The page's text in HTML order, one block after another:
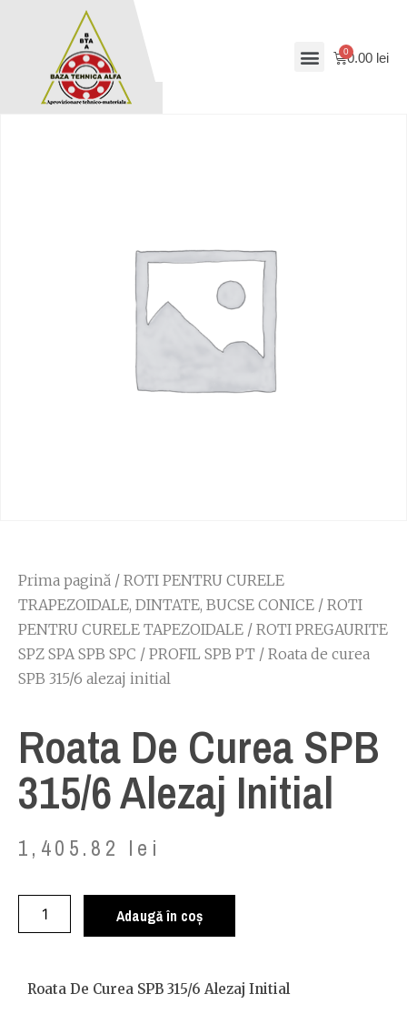
0.00 lei
Prima pagină / ROTI PENTRU CURELE
TRAPEZOIDALE, DINTATE, BUCSE CONICE / ROTI
PENTRU CURELE TAPEZOIDALE / ROTI PREGAURITE
SPZ SPA SPB SPC / PROFIL SPB PT / Roata de curea
SPB 315/6 alezaj initial
Roata De Curea SPB
315/6 Alezaj Initial
1,405.82 lei
Adaugă în coș
Roata De Curea SPB 315/6 Alezaj Initial